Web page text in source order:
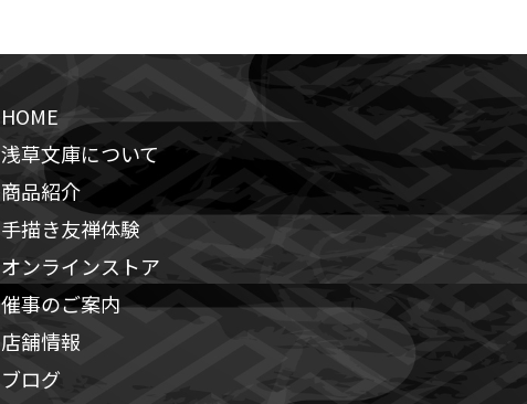
HOME
浅草文庫について
商品紹介
手描き友禅体験
オンラインストア
催事のご案内
店舗情報
ブログ